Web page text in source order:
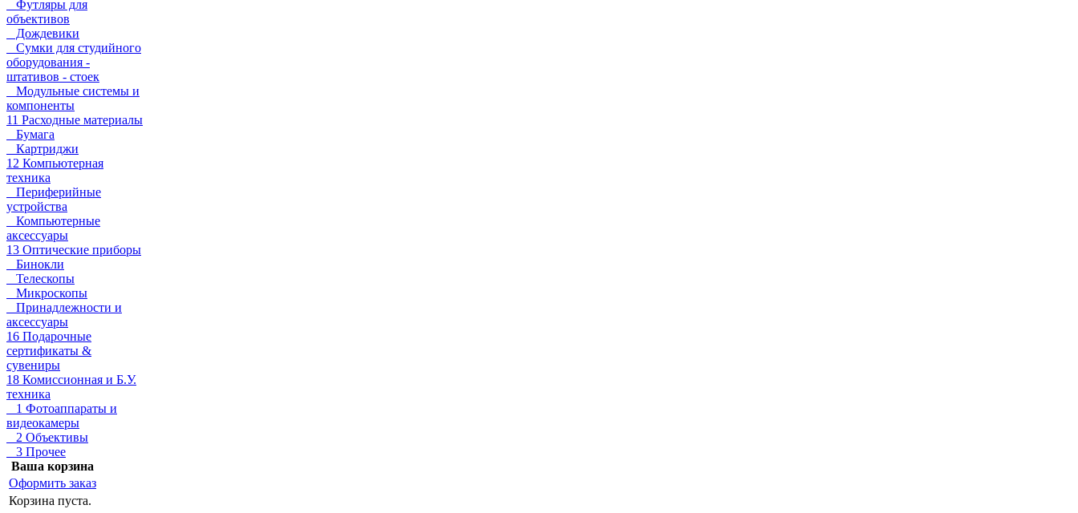
Футляры для
объективов
Дождевики
Сумки для студийного
оборудования -
штативов - стоек
Модульные системы и
компоненты
11 Расходные материалы
Бумага
Картриджи
12 Компьютерная
техника
Периферийные
устройства
Компьютерные
аксессуары
13 Оптические приборы
Бинокли
Телескопы
Микроскопы
Принадлежности и
аксессуары
16 Подарочные
сертификаты &
сувениры
18 Комиссионная и Б.У.
техника
1 Фотоаппараты и
видеокамеры
2 Объективы
3 Прочее
Ваша корзина
Оформить заказ
Корзина пуста.